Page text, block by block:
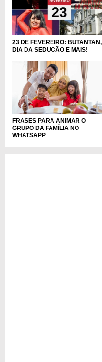
23 DE FEVEREIRO: BUTANTAN,
DIA DA SEDUÇÃO E MAIS!
FRASES PARA ANIMAR O
GRUPO DA FAMÍLIA NO
WHATSAPP